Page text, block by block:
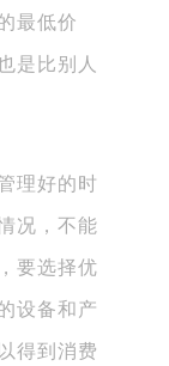
最低价
是比别人
理好的时
况，不能
要选择优
设备和产
得到消费